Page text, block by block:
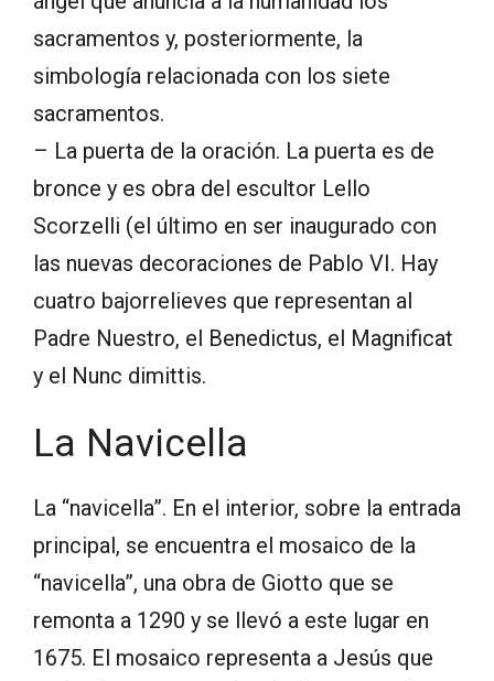
sacramentos y, posteriormente, la
simbología relacionada con los siete
sacramentos.
– La puerta de la oración. La puerta es de
bronce y es obra del escultor Lello
Scorzelli (el último en ser inaugurado con
las nuevas decoraciones de Pablo VI. Hay
cuatro bajorrelieves que representan al
Padre Nuestro, el Benedictus, el Magnificat
y el Nunc dimittis.
La Navicella
La “navicella”. En el interior, sobre la entrada
principal, se encuentra el mosaico de la
“navicella”, una obra de Giotto que se
remonta a 1290 y se llevó a este lugar en
1675. El mosaico representa a Jesús que